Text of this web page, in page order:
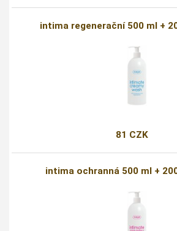
intima regenerační 500 ml +
81 CZK
intima ochranná 500 ml +